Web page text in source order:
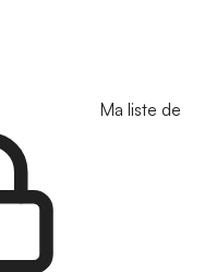
Ma liste de